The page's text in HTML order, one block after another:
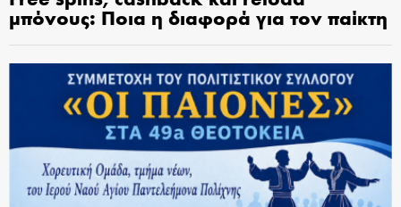
μπόνους: Ποια η διαφορά για τον παίκτη